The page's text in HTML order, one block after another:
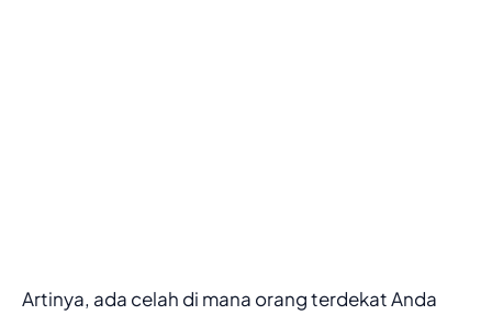
Artinya, ada celah di mana orang terdekat Anda